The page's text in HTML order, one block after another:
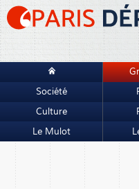
Société
Culture
Le Mulot